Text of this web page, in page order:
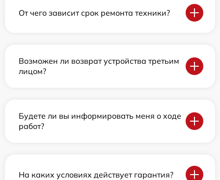
От чего зависит срок ремонта техники?
Возможен ли возврат устройства третьим
лицом?
Будете ли вы информировать меня о ходе
работ?
На каких условиях действует гарантия?